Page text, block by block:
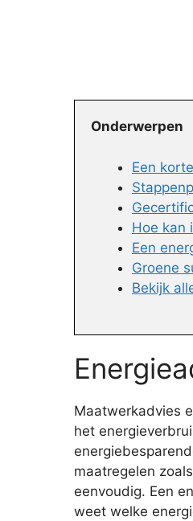
Onderwerpen
Een
Hoe kan
Een
Groene
Bekijk
Maatwerkadvies
het
maatregelen
eenvoudig. Een
weet welke